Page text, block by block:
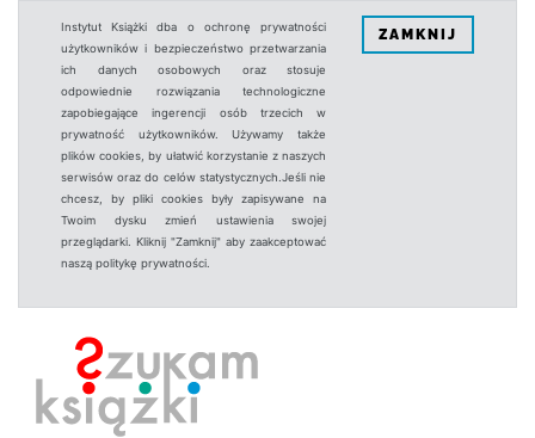
Instytut Książki dba o ochronę prywatności
użytkowników i bezpieczeństwo przetwarzania
ich danych osobowych oraz stosuje
odpowiednie rozwiązania technologiczne
zapobiegające ingerencji osób trzecich w
prywatność użytkowników. Używamy także
plików cookies, by ułatwić korzystanie z naszych
serwisów oraz do celów statystycznych.Jeśli nie
chcesz, by pliki cookies były zapisywane na
Twoim dysku zmień ustawienia swojej
przeglądarki. Kliknij "Zamknij" aby zaakceptować
naszą politykę prywatności.
ZAMKNIJ